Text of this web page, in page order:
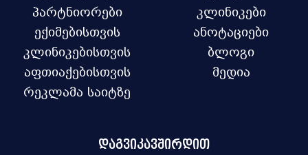
პარტნიორები
ექიმებისთვის
კლინიკებისთვის
აფთიაქებისთვის
რეკლამა საიტზე
კლინიკები
ანოტაციები
ბლოგი
მედია
დაგვიკავშირდით